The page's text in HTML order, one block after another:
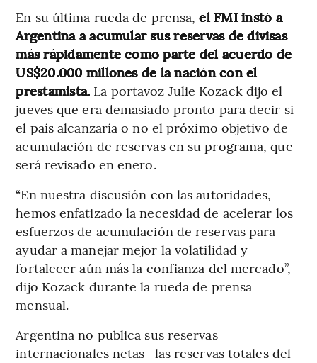
En su última rueda de prensa,el FMI instó a
Argentina a acumular sus reservas de divisas
más rápidamente como parte del acuerdo de
US$20.000 millones de la nación con el
prestamista. La portavoz Julie Kozack dijo el
jueves que era demasiado pronto para decir si
el país alcanzaría o no el próximo objetivo de
acumulación de reservas en su programa, que
será revisado en enero.
“En nuestra discusión con las autoridades,
hemos enfatizado la necesidad de acelerar los
esfuerzos de acumulación de reservas para
ayudar a manejar mejor la volatilidad y
fortalecer aún más la confianza del mercado”,
dijo Kozack durante la rueda de prensa
mensual.
Argentina no publica sus reservas
internacionales netas -las reservas totales del